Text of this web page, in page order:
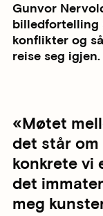
Gunvor
billedfortelling
konflikter og
reise seg igjen.
Møtet
det står
konkrete vi
det
meg